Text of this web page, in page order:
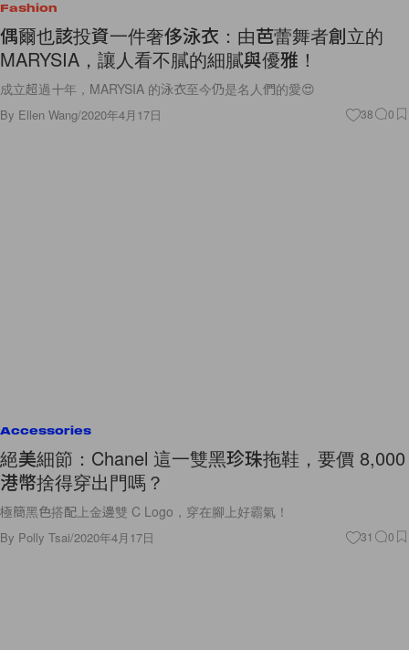
Fashion
偶爾也該投資一件奢侈泳衣：由芭蕾舞者創立的
MARYSIA，讓人看不膩的細膩與優雅！
成立超過十年，MARYSIA 的泳衣至今仍是名人們的愛😍
By Ellen Wang/2020年4月17日 38 0
Accessories
絕美細節：Chanel 這一雙黑珍珠拖鞋，要價 8,000
港幣捨得穿出門嗎？
極簡黑色搭配上金邊雙 C Logo，穿在腳上好霸氣！
By Polly Tsai/2020年4月17日 31 0